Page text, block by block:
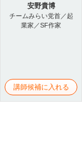
安野貴博
チームみらい党首／起
業家／SF作家
講師候補に入れる